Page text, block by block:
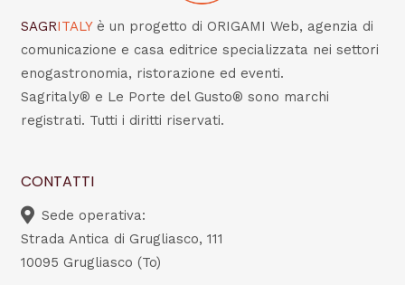
SAGRITALY è un progetto di ORIGAMI Web, agenzia di
comunicazione e casa editrice specializzata nei settori
enogastronomia, ristorazione ed eventi.
Sagritaly® e Le Porte del Gusto® sono marchi
registrati. Tutti i diritti riservati.
CONTATTI
Sede operativa:
Strada Antica di Grugliasco, 111
10095 Grugliasco (To)